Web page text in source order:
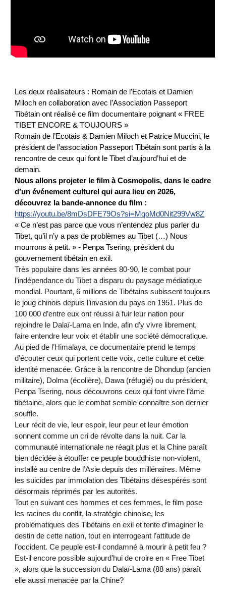
Les deux réalisateurs : Romain de l’Ecotais et Damien
Miloch en collaboration avec l’Association Passeport
Tibétain ont réalisé ce film documentaire poignant « FREE
TIBET ENCORE & TOUJOURS »
Romain de l’Ecotais & Damien Miloch et Patrice Muccini, le
président de l’association Passeport Tibétain sont partis à la
rencontre de ceux qui font le Tibet d’aujourd’hui et de
demain.
Nous allons projeter le film à Cosmopolis, dans le cadre
d’un événement culturel qui aura lieu en 2026,
découvrez la bande-annonce du film :
https://youtu.be/8mDsDFE79Os?si=MqoMd0Nit299Vw8Z
« Ce n’est pas parce que vous n’entendez plus parler du
Tibet, qu’il n’y a pas de problèmes au Tibet (…) Nous
mourrons à petit. » - Penpa Tsering, président du
gouvernement tibétain en exil.
Très populaire dans les années 80-90, le combat pour
l’indépendance du Tibet a disparu du paysage médiatique
mondial. Pourtant, 6 millions de Tibétains subissent toujours
le joug chinois depuis l’invasion du pays en 1951. Plus de
100 000 d’entre eux ont réussi à fuir leur nation pour
rejoindre le Dalaï-Lama en Inde, afin d’y vivre librement,
faire entendre leur voix et établir une société démocratique.
Au pied de l’Himalaya, ce documentaire prend le temps
d’écouter ceux qui portent cette voix, cette culture et cette
identité menacée. Grâce à la rencontre de Dhondup (ancien
militaire), Dolma (écolière), Dawa (réfugié) ou du président,
Penpa Tsering, nous découvrons ceux qui font vivre l’âme
tibétaine, alors que le combat semble connaître son dernier
souffle.
Leur récit de vie, leur espoir, leur peur et leur émotion
sonnent comme un cri de révolte dans la nuit. Car la
communauté internationale ne réagit plus et la Chine paraît
bien décidée à étouffer ce peuple bouddhiste non-violent,
installé au centre de l’Asie depuis des millénaires. Même
les suicides par immolation des Tibétains désespérés sont
désormais réprimés par les autorités.
Tout en suivant ces hommes et ces femmes, le film pose
les racines du conflit, la stratégie chinoise, les
problématiques des Tibétains en exil et tente d’imaginer le
destin de cette nation, tout en interrogeant l’attitude de
l’occident. Ce peuple est-il condamné à mourir à petit feu ?
Est-il encore possible aujourd’hui de croire en « Free Tibet
», alors que la succession du Dalaï-Lama (88 ans) paraît
elle aussi menacée par la Chine?